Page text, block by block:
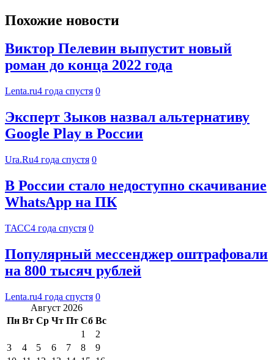
Похожие новости
Виктор Пелевин выпустит новый
роман до конца 2022 года
Lenta.ru4 года спустя 0
Эксперт Зыков назвал альтернативу
Google Play в России
Ura.Ru4 года спустя 0
В России стало недоступно скачивание
WhatsApp на ПК
ТАСС4 года спустя 0
Популярный мессенджер оштрафовали
на 800 тысяч рублей
Lenta.ru4 года спустя 0
Август 2026
Пн Вт Ср Чт Пт Сб Вс
1
2
3
4 5 6 7 8
9